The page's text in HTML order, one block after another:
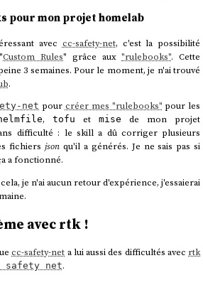
pour mon projet homelab
avec cc-safety-net, c'est la possibilité
Custom Rules" grâce aux"rulebooks". Cette
3 semaines. Pour le moment, je n'ai trouvé
.
net pour créer mes "rulebooks" pour les
, tofu etmise
de mon projet
difficulté : le skill a dû corriger plusieurs
fichiersjson qu'il a générés. Je ne sais pas si
a fonctionné.
je n'ai aucun retour d'expérience, j'essaierai
avec rtk !
cc-safety-net a lui aussi des difficultés avec rtk
safety net.